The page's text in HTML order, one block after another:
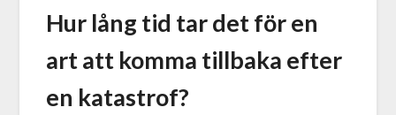
Hur lång tid tar det för en
art att komma tillbaka efter
en katastrof?